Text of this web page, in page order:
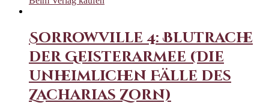
Sorrowville 4: Blutrache
der Geisterarmee (Die
unheimlichen Fälle des
Zacharias Zorn)